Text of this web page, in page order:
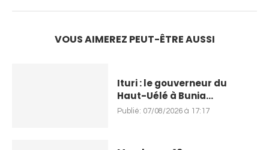
VOUS AIMEREZ PEUT-ÊTRE AUSSI
Ituri : le gouverneur du
Haut-Uélé à Bunia...
Publié: 07/08/2026 à 17:17